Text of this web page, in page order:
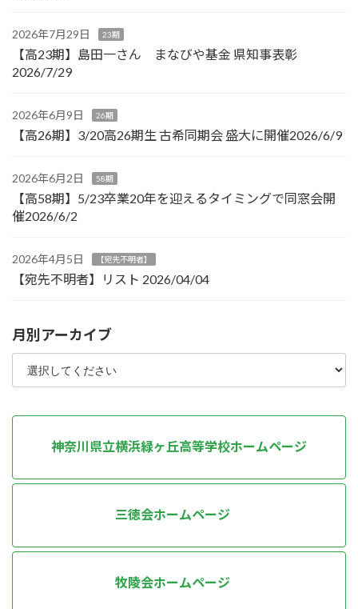
2026年7月29日 23期
【高23期】島田一さん まなびや基金 県知事表彰
2026/7/29
2026年6月9日 26期
【高26期】3/20高26期生 古希同期会 盛大に開催2026/6/9
2026年6月2日 58期
【高58期】5/23卒業20年を迎えるタイミングで同窓会開
催2026/6/2
2026年4月5日 【宛先不明者】
【宛先不明者】リスト 2026/04/04
月別アーカイブ
神奈川県立横浜緑ヶ丘高等学校ホームページ
三徳会ホームページ
牧陵会ホームページ